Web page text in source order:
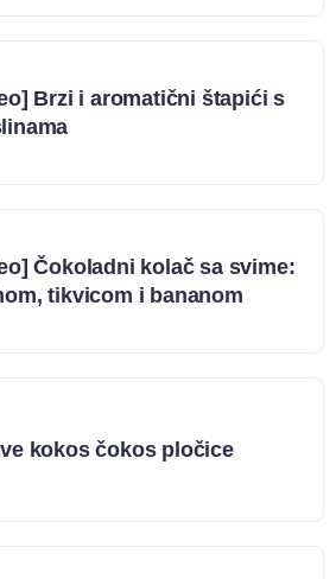
Brzi i aromatični štapići s
Čokoladni kolač sa svime:
tikvicom i bananom
kokos čokos pločice